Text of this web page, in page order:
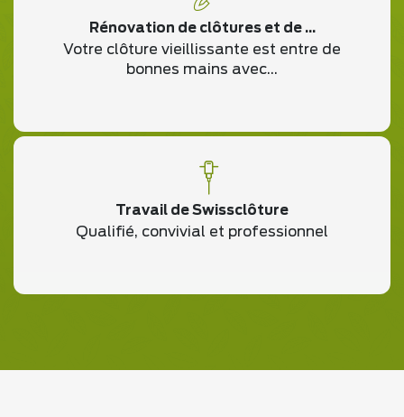
Rénovation de clôtures et de ...
Votre clôture vieillissante est entre de
bonnes mains avec...
Travail de Swissclôture
Qualifié, convivial et professionnel